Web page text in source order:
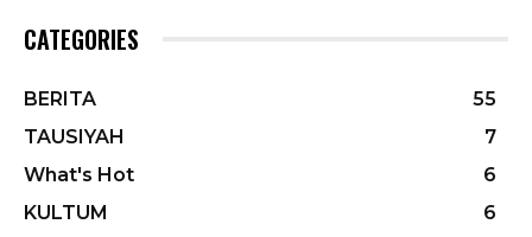
CATEGORIES
BERITA
55
TAUSIYAH
7
What's Hot
6
KULTUM
6